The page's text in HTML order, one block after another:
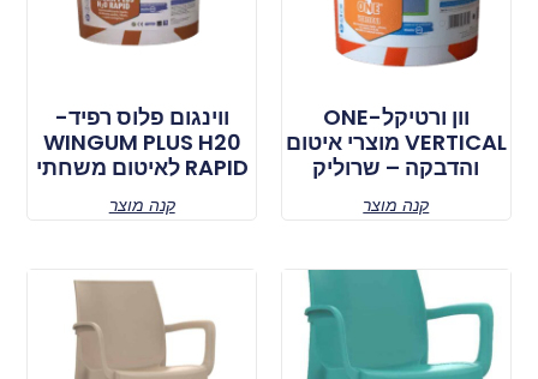
וון ורטיקל-ONE
VERTICAL מוצרי איטום
והדבקה – שרוליק
קנה מוצר
ווינגום פלוס רפיד-
WINGUM PLUS H20
RAPID לאיטום משחתי
קנה מוצר